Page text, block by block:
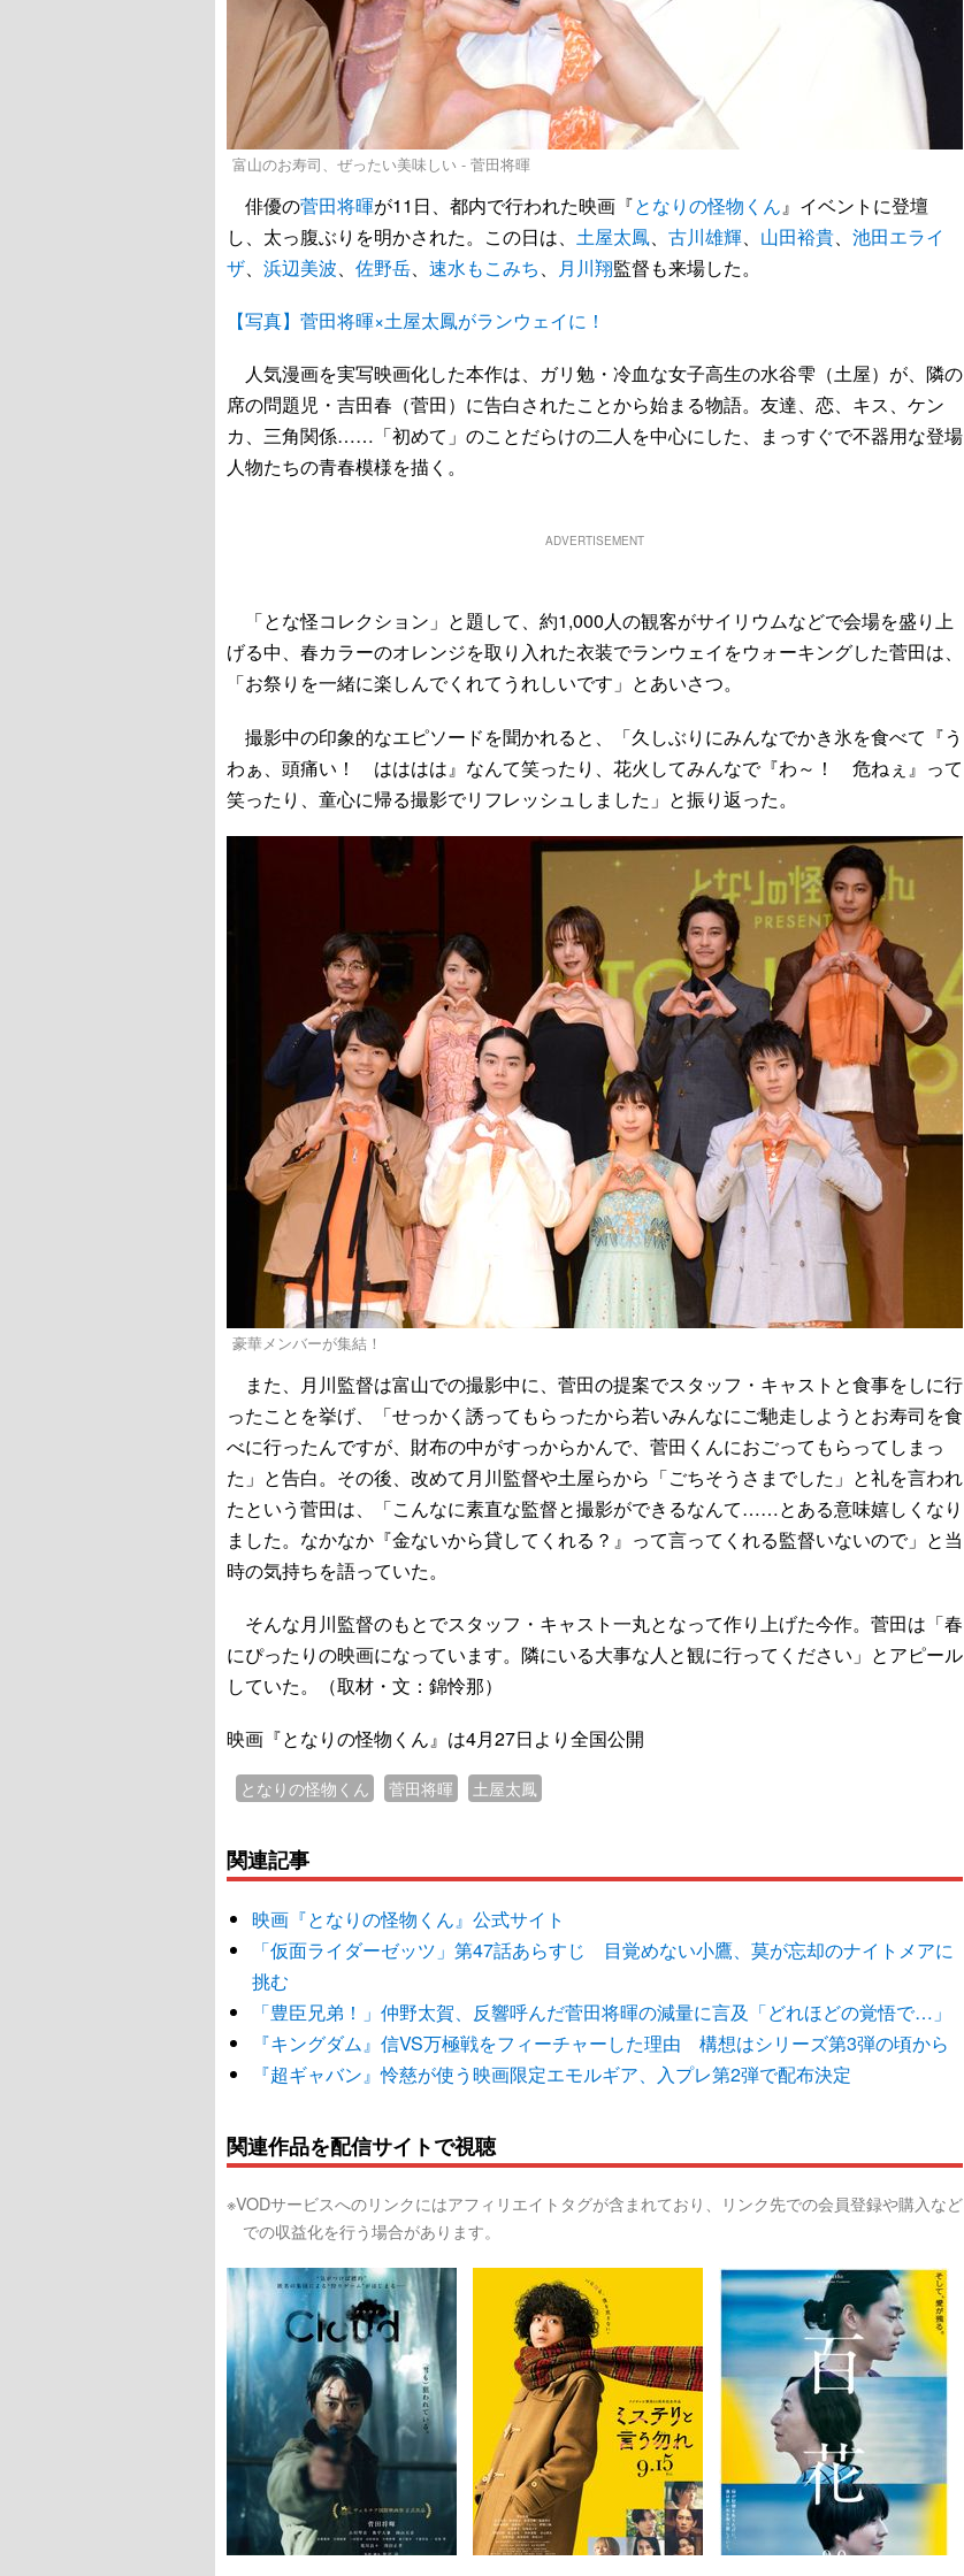
富山のお寿司、ぜったい美味しい - 菅田将暉
俳優の菅田将暉が11日、都内で行われた映画『となりの怪物くん』イベントに登壇
し、太っ腹ぶりを明かされた。この日は、 土屋太鳳、 古川雄輝、 山田裕貴、 池田エライ
ザ、 浜辺美波、 佐野岳、 速水もこみち、 月川翔監督も来場した。
【写真】菅田将暉×土屋太鳳がランウェイに！
人気漫画を実写映画化した本作は、ガリ勉・冷血な女子高生の水谷雫（土屋）が、隣の
席の問題児・吉田春（菅田）に告白されたことから始まる物語。友達、恋、キス、ケン
カ、三角関係……「初めて」のことだらけの二人を中心にした、まっすぐで不器用な登場
人物たちの青春模様を描く。
ADVERTISEMENT
「とな怪コレクション」と題して、約1,000人の観客がサイリウムなどで会場を盛り上
げる中、春カラーのオレンジを取り入れた衣装でランウェイをウォーキングした菅田は、
「お祭りを一緒に楽しんでくれてうれしいです」とあいさつ。
撮影中の印象的なエピソードを聞かれると、「久しぶりにみんなでかき氷を食べて『う
わぁ、頭痛い！ はははは』なんて笑ったり、花火してみんなで『わ～！ 危ねぇ』って
笑ったり、童心に帰る撮影でリフレッシュしました」と振り返った。
豪華メンバーが集結！
また、月川監督は富山での撮影中に、菅田の提案でスタッフ・キャストと食事をしに行
ったことを挙げ、「せっかく誘ってもらったから若いみんなにご馳走しようとお寿司を食
べに行ったんですが、財布の中がすっからかんで、菅田くんにおごってもらってしまっ
た」と告白。その後、改めて月川監督や土屋らから「ごちそうさまでした」と礼を言われ
たという菅田は、「こんなに素直な監督と撮影ができるなんて……とある意味嬉しくなり
ました。なかなか『金ないから貸してくれる？』って言ってくれる監督いないので」と当
時の気持ちを語っていた。
そんな月川監督のもとでスタッフ・キャスト一丸となって作り上げた今作。菅田は「春
にぴったりの映画になっています。隣にいる大事な人と観に行ってください」とアピール
していた。（取材・文：錦怜那）
映画『となりの怪物くん』は4月27日より全国公開
となりの怪物くん 菅田将暉 土屋太鳳
関連記事
映画『となりの怪物くん』公式サイト
「仮面ライダーゼッツ」第47話あらすじ 目覚めない小鷹、莫が忘却のナイトメアに
挑む
「豊臣兄弟！」仲野太賀、反響呼んだ菅田将暉の減量に言及「どれほどの覚悟で…」
『キングダム』信VS万極戦をフィーチャーした理由 構想はシリーズ第3弾の頃から
『超ギャバン』怜慈が使う映画限定エモルギア、入プレ第2弾で配布決定
関連作品を配信サイトで視聴
※VODサービスへのリンクにはアフィリエイトタグが含まれており、リンク先での会員登録や購入など
での収益化を行う場合があります。